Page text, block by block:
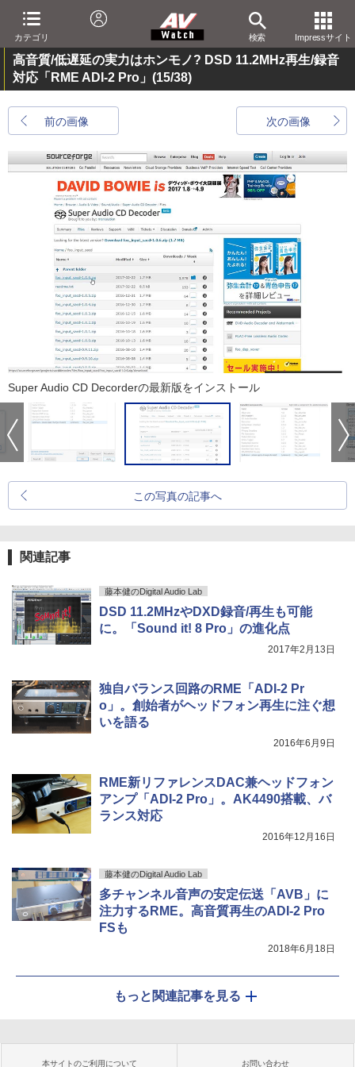
カテゴリ 検索 Impressサイト
高音質/低遅延の実力はホンモノ? DSD 11.2MHz再生/録音
対応「RME ADI-2 Pro」 (15/38)
前の画像 次の画像
Super Audio CD Decorderの最新版をインストール
この写真の記事へ
関連記事
藤本健のDigital Audio Lab
DSD 11.2MHzやDXD録音/再生も可能
に。「Sound it! 8 Pro」の進化点
2017年2月13日
独自バランス回路のRME「ADI-2 Pr
o」。創始者がヘッドフォン再生に注ぐ想
いを語る
2016年6月9日
RME新リファレンスDAC兼ヘッドフォン
アンプ「ADI-2 Pro」。AK4490搭載、バ
ランス対応
2016年12月16日
藤本健のDigital Audio Lab
多チャンネル音声の安定伝送「AVB」に
注力するRME。高音質再生のADI-2 Pro
FSも
2018年6月18日
もっと関連記事を見る
本サイトのご利用について お問い合わせ